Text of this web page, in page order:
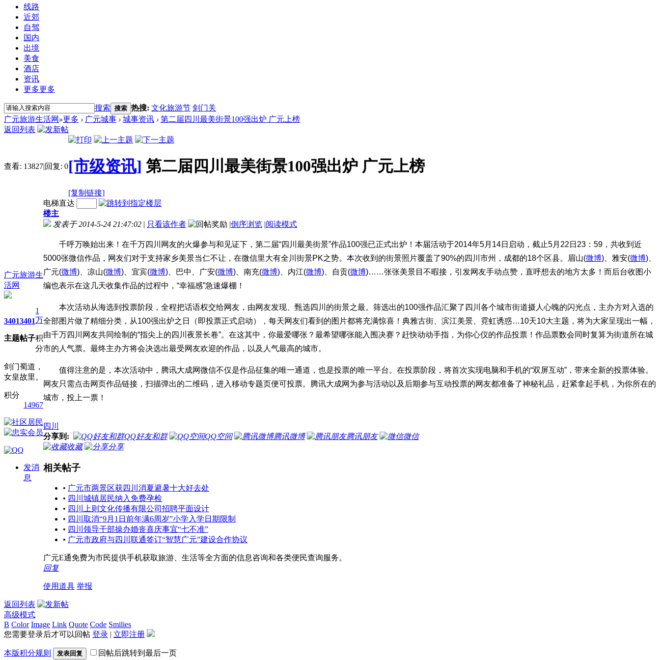
线路
近郊
自驾
国内
出境
美食
酒店
资讯
更多更多
搜索 搜索 热搜: 文化旅游节 剑门关
广元旅游生活网 »更多 › 广元城事 › 城事资讯 › 第二届四川最美街景100强出炉 广元上榜
返回列表
查看: 13827|回复: 0[市级资讯] 第二届四川最美街景100强出炉 广元上榜
[复制链接]
广元旅游生
活网
3401
主题
3401
帖子
1
万
积
分
剑门蜀道，
女皇故里。
积分
14967
发消
息
电梯直达
楼主
发表于 2014-5-24 21:47:02 | 只看该作者 |倒序浏览 |阅读模式
千呼万唤始出来！在千万四川网友的火爆参与和见证下，第二届“四川最美街景”作品100强已正式出炉！本届活动于2014年5月14日启动，截止5月22日23：59，共收到近
5000张微信作品，网友们对于支持家乡美景当仁不让，在微信里大有全川街景PK之势。本次收到的街景照片覆盖了90%的四川市州，成都的18个区县。眉山(微博)、雅安(微博)、
广元(微博)、凉山(微博)、宜宾(微博)、巴中、广安(微博)、南充(微博)、内江(微博)、自贡(微博)……张张美景目不暇接，引发网友手动点赞，直呼想去的地方太多！而后台收图小
编也表示在这几天收集作品的过程中，“幸福感”急速爆棚！
本次活动从海选到投票阶段，全程把话语权交给网友，由网友发现、甄选四川的街景之最。筛选出的100强作品汇聚了四川各个城市街道摄人心魄的闪光点，主办方对入选的
全部图片做了精细分类，从100强出炉之日（即投票正式启动），每天网友们看到的图片都将充满惊喜！典雅古街、滨江美景、霓虹诱惑…10天10大主题，将为大家呈现出一幅，
由千万四川网友共同绘制的“指尖上的四川夜景长卷”。在这其中，你最爱哪张？最希望哪张能入围决赛？赶快动动手指，为你心仪的作品投票！作品票数会同时复算为街道所在城
市的人气票。最终主办方将会决选出最受网友欢迎的作品，以及人气最高的城市。
值得注意的是，本次活动中，腾讯大成网微信不仅是作品征集的唯一通道，也是投票的唯一平台。在投票阶段，将首次实现电脑和手机的“双屏互动”，带来全新的投票体验。
网友只需点击网页作品链接，扫描弹出的二维码，进入移动专题页便可投票。腾讯大成网为参与活动以及后期参与互动投票的网友都准备了神秘礼品，赶紧拿起手机，为你所在的
城市，投上一票！
四川
分享到:
QQ好友和群 QQ空间 腾讯微博 腾讯朋友
微信
收藏
分享
相关帖子
• 广元市两景区获四川消夏避暑十大好去处
• 四川城镇居民纳入免费孕检
• 四川上则文化传播有限公司招聘平面设计
• 四川取消“9月1日前年满6周岁”小学入学日期限制
• 四川领导干部操办婚丧喜庆事宜“七不准”
• 广元市政府与四川联通签订“智慧广元”建设合作协议
广元E通免费为市民提供手机获取旅游、生活等全方面的信息咨询和各类便民查询服务。
回复
使用道具 举报
返回列表
高级模式
B Color Image Link Quote Code Smilies
您需要登录后才可以回帖 登录 | 立即注册
本版积分规则 发表回复 回帖后跳转到最后一页